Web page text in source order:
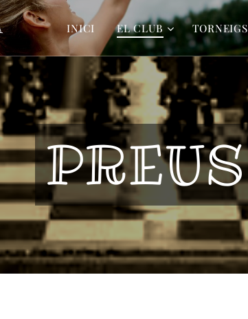
INICI EL CLUB TORNEIGS
PREUS